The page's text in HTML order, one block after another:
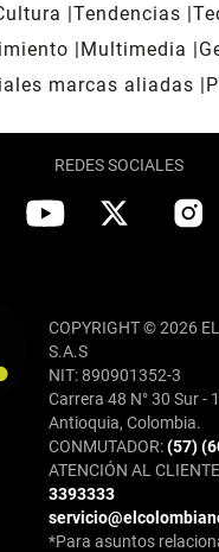
Tendencias
Multimedia
marcas aliadas
REDES SOCIALES
COPYRIGHT © 2026
S.A.S
NIT: 890901352-3
Carrera 48 N° 30 Sur -
Antioquia, Colombia.
CONMUTADOR:(57)
ATENCIÓN AL
3393333
*Para asuntos